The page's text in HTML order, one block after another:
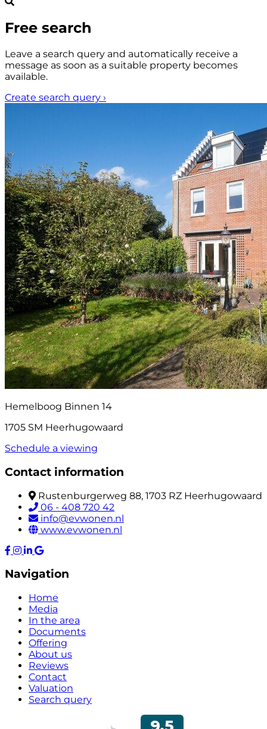
Free search
Leave a search query and automatically receive a
message as soon as a suitable property becomes
available.
Create search query ›
Hemelboog Binnen 14
1705 SM Heerhugowaard
Schedule a viewing
Contact information
Rustenburgerweg 88, 1703 RZ Heerhugowaard
06 - 408 720 42
info@evwonen.nl
www.evwonen.nl
Navigation
Home
Media
In the area
Documents
Offering
About us
Reviews
Contact
Valuation
Search query